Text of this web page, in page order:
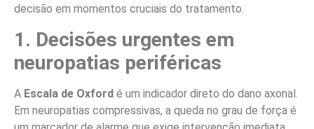
decisão em momentos cruciais do tratamento.
1. Decisões urgentes em
neuropatias periféricas
A Escala de Oxford é um indicador direto do dano axonal.
Em neuropatias compressivas, a queda no grau de força é